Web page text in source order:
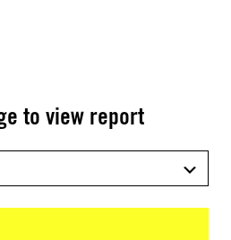
to view report